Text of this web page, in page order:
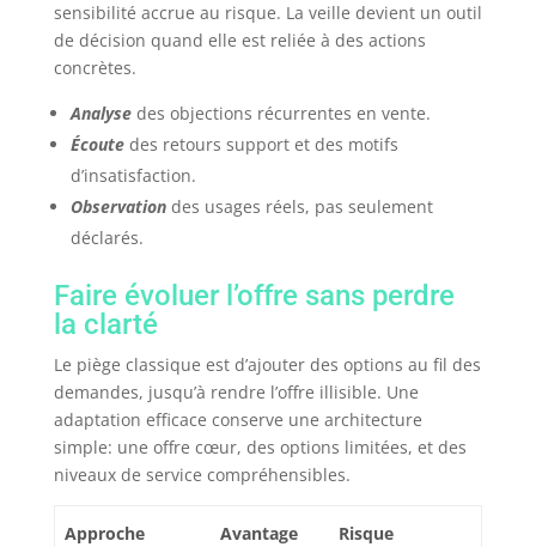
sensibilité accrue au risque. La veille devient un outil
de décision quand elle est reliée à des actions
concrètes.
Analysedes objections récurrentes en vente.
Écoutedes retours support et des motifs
d’insatisfaction.
Observationdes usages réels, pas seulement
déclarés.
Faire évoluer l’offre sans perdre
la clarté
Le piège classique est d’ajouter des options au fil des
demandes, jusqu’à rendre l’offre illisible. Une
adaptation efficace conserve une architecture
simple: une offre cœur, des options limitées, et des
niveaux de service compréhensibles.
Approche Avantage Risque